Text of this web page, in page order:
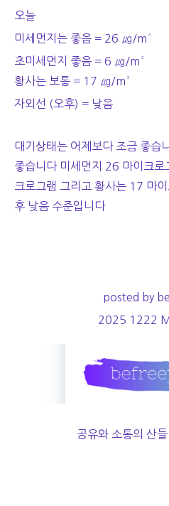
오늘
미세먼지는 좋음 = 26 ㎍/m³
초미세먼지 좋음 = 6 ㎍/m³
황사는 보통 = 17 ㎍/m³
자외선 (오후) = 낮음
대기상태는 어제보다 조금 좋습
좋습니다 미세먼지 26 마이크로
크로그램 그리고 황사는 17 마
후 낮음 수준입니다
posted by
2025 1222
공유와 소통의 산